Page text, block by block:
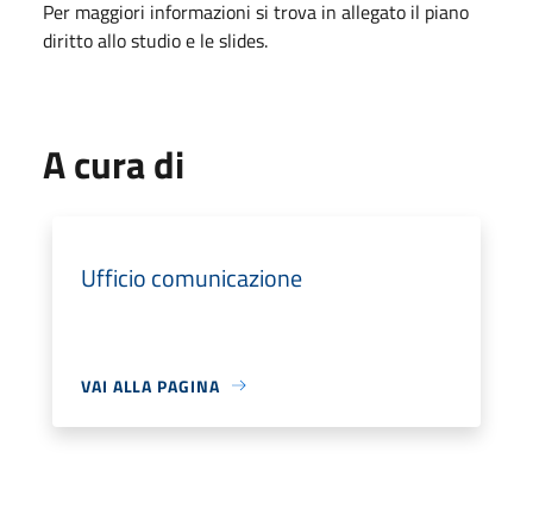
Per maggiori informazioni si trova in allegato il piano
diritto allo studio e le slides.
A cura di
Ufficio comunicazione
VAI ALLA PAGINA